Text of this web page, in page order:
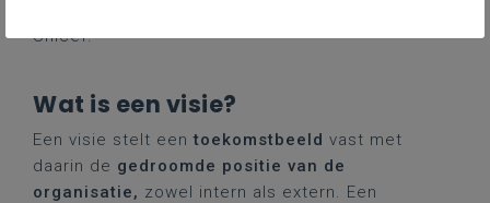
Unicef.’
Wat is een visie?
Een visie stelt eentoekomstbeeld vast met
daarin de gedroomde positie van de
organisatie, zowel intern als extern. Een